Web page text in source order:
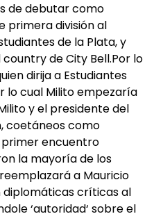
de debutar como
primera división al
de la Plata, y
de City Bell.Por lo
dirija a Estudiantes
lo cual Milito empezaría
y el presidente del
coetáneos como
primer encuentro
la mayoría de los
a Mauricio
diplomáticas críticas al
‘autoridad‘ sobre el